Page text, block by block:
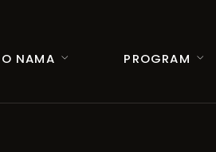
O NAMA PROGRAM